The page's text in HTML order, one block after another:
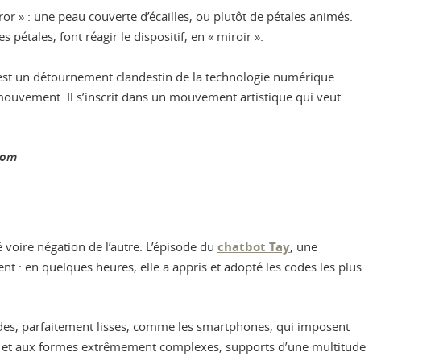
» : une peau couverte d’écailles, ou plutôt de pétales animés.
pétales, font réagir le dispositif, en « miroir ».
un détournement clandestin de la technologie numérique
Il s’inscrit dans un mouvement artistique qui veut
négation de l’autre. L’épisode du chatbot Tay, une
: en quelques heures, elle a appris et adopté les codes les plus
parfaitement lisses, comme les smartphones, qui imposent
aux formes extrêmement complexes, supports d’une multitude